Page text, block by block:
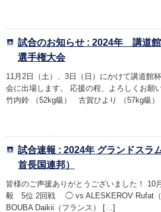
試合のお知らせ : 2024年 講道館
選手権大会
11月2日（土）、3日（日）にかけて講道館
会に出場します。 応援の程、よろしくお願
竹内鈴 （52kg級） 古賀ひより （57kg級
試合速報 : 2024年 グランドスラ
首長国連邦）
皆様のご声援ありがとうございました！
毅 5位 2回戦 ◯ vs ALESKEROV Rufat
BOUBA Daikii（フランス） […]